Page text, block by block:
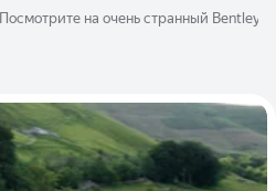
Посмотрите на очень странный Bentley,